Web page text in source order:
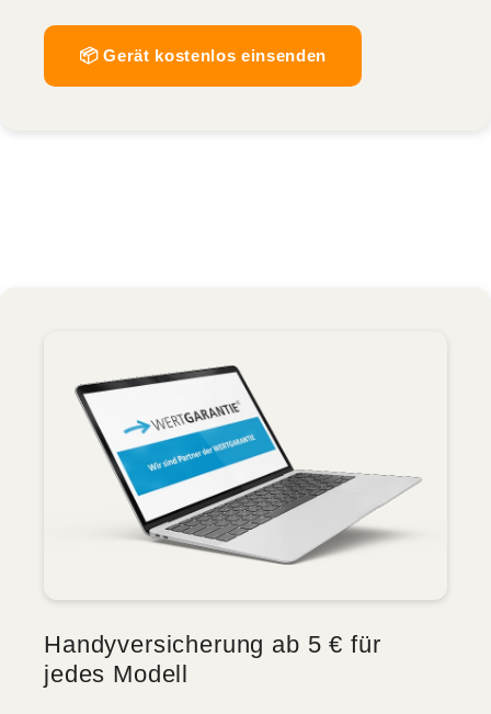
📦 Gerät kostenlos einsenden
Handyversicherung ab 5 € für
jedes Modell